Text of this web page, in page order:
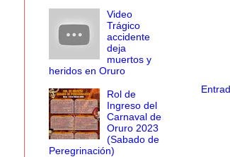
Video
Trágico
accidente
deja
muertos y
heridos en Oruro
Rol de
Ingreso del
Carnaval de
Oruro 2023
(Sabado de
Peregrinación)